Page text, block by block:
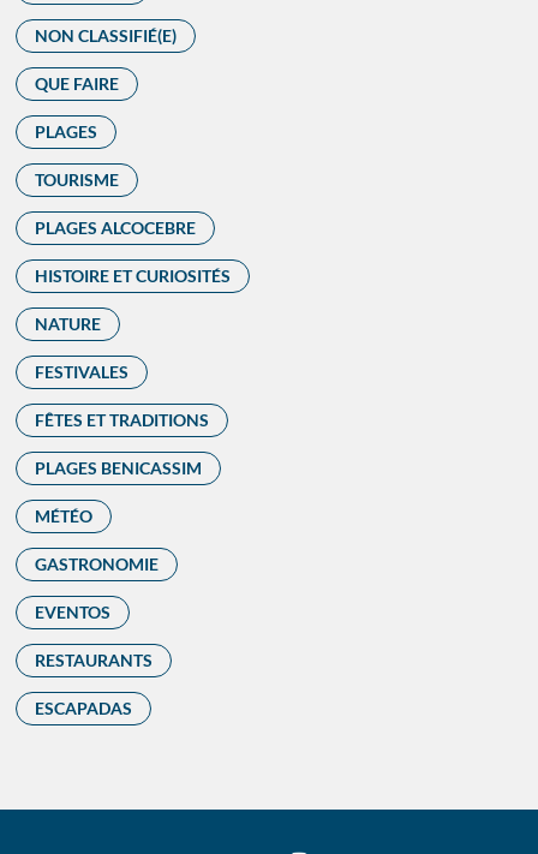
NON CLASSIFIÉ(E)
QUE FAIRE
PLAGES
TOURISME
PLAGES ALCOCEBRE
HISTOIRE ET CURIOSITÉS
NATURE
FESTIVALES
FÊTES ET TRADITIONS
PLAGES BENICASSIM
MÉTÉO
GASTRONOMIE
EVENTOS
RESTAURANTS
ESCAPADAS